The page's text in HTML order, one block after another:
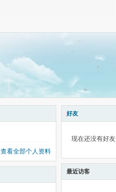
查看全部个人资料
好友
现在还没有好友
最近访客